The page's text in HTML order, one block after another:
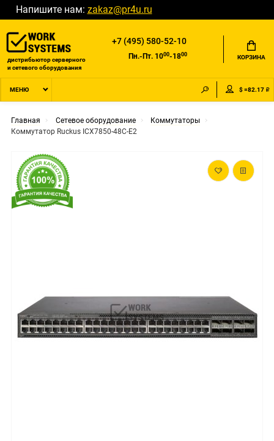
Напишите нам: zakaz@pr4u.ru
дистрибьютор серверного
и сетевого оборудования
+7 (495) 580-52-10
Пн.-Пт. 1000-1800 КОРЗИНА
МЕНЮ $ =82.17 ₽
Главная Сетевое оборудование
Коммутаторы
Коммутатор Ruckus ICX7850-48C-E2